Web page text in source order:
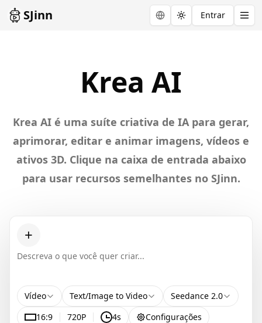
SJinn Toggle theme
Entrar
ExploreKrea
AI
Krea AI
Krea AI é uma suíte criativa de IA para gerar,
aprimorar, editar e animar imagens, vídeos e
ativos 3D. Clique na caixa de entrada abaixo
para usar recursos semelhantes no SJinn.
+
Vídeo Text/Image to Video
Seedance 2.0
16:9
720P 4s
Configurações